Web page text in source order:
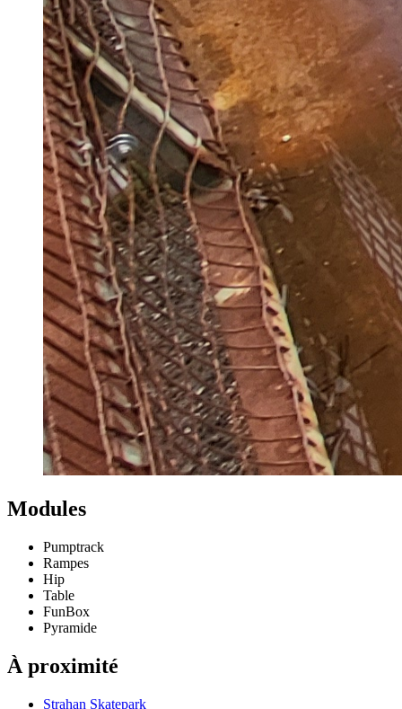
Modules
Pumptrack
Rampes
Hip
Table
FunBox
Pyramide
À proximité
Strahan Skatepark